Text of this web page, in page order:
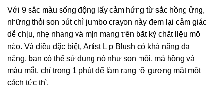
Với 9 sắc màu sống động lấy cảm hứng từ sắc hồng ửng,
những thỏi son bút chì jumbo crayon này đem lại cảm giác
dễ chịu, nhẹ nhàng và mịn màng trên bất kỳ chất liệu môi
nào. Và điều đặc biệt, Artist Lip Blush có khả năng đa
năng, bạn có thể sử dụng nó như son môi, má hồng và
màu mắt, chỉ trong 1 phút để làm rạng rỡ gương mặt một
cách tức thì.